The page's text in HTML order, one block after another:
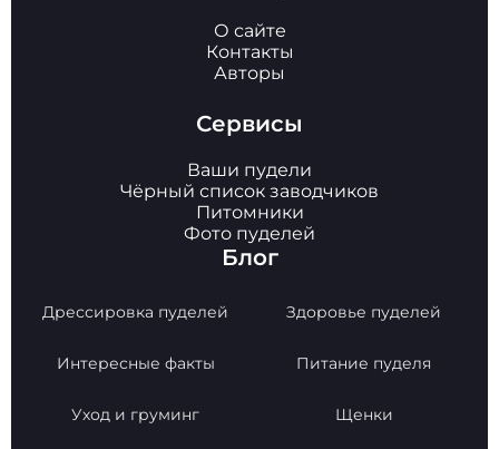
О сайте
Контакты
Авторы
Сервисы
Ваши пудели
Чёрный список заводчиков
Питомники
Фото пуделей
Блог
Дрессировка пуделей Здоровье пуделей
Интересные факты Питание пуделя
Уход и груминг Щенки